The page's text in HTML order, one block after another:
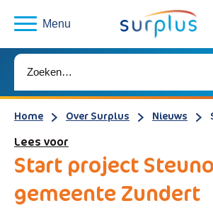
Menu
Home Over Surplus Nieuws
Lees voor
Start project
gemeente Zundert